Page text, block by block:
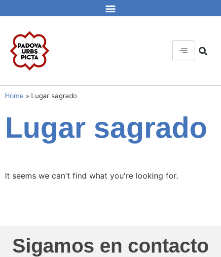
Home » Lugar sagrado
Lugar sagrado
It seems we can't find what you're looking for.
Sigamos en contacto